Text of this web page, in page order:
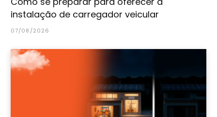
instalação de carregador veicular
07/08/2026